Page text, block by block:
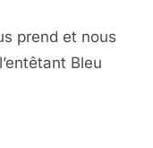
prend et nous
Bleu